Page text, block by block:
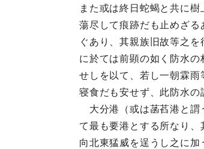
また或は終日蛇蝎と共に
蕩尽して痕跡だも止めざ
ぐあり、其親族旧故等之
に於ては前顕の如く防水
せしを以て、若し一朝霖
寝食だも安せず、此防水の
大分港（或は菡萏港と謂
て最も要港とする所なり
向北東猛威を逞うし之に